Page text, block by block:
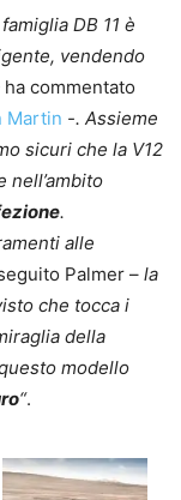
DB 11 è
vendendo
ha commentato
Martin -. Assieme
sicuri che la V12
.
alle
Palmer – la
che tocca i
della
modello
“.